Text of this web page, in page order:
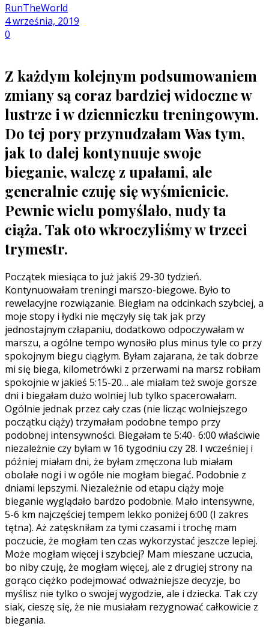
RunTheWorld
4 września, 2019
0
Z każdym kolejnym podsumowaniem
zmiany są coraz bardziej widoczne w
lustrze i w dzienniczku treningowym.
Do tej pory przynudzałam Was tym,
jak to dalej kontynuuje swoje
bieganie, walczę z upałami, ale
generalnie czuję się wyśmienicie.
Pewnie wielu pomyślało, nudy ta
ciąża. Tak oto wkroczyliśmy w trzeci
trymestr.
Początek miesiąca to już jakiś 29-30 tydzień.
Kontynuowałam treningi marszo-biegowe. Było to
rewelacyjne rozwiązanie. Biegłam na odcinkach szybciej, a
moje stopy i łydki nie męczyły się tak jak przy
jednostajnym człapaniu, dodatkowo odpoczywałam w
marszu, a ogólne tempo wynosiło plus minus tyle co przy
spokojnym biegu ciągłym. Byłam zajarana, że tak dobrze
mi się biega, kilometrówki z przerwami na marsz robiłam
spokojnie w jakieś 5:15-20… ale miałam też swoje gorsze
dni i biegałam dużo wolniej lub tylko spacerowałam.
Ogólnie jednak przez cały czas (nie licząc wolniejszego
początku ciąży) trzymałam podobne tempo przy
podobnej intensywności. Biegałam te 5:40- 6:00 właściwie
niezależnie czy byłam w 16 tygodniu czy 28. I wcześniej i
później miałam dni, że byłam zmęczona lub miałam
obolałe nogi i w ogóle nie mogłam biegać. Podobnie z
dniami lepszymi. Niezależnie od etapu ciąży moje
bieganie wyglądało bardzo podobnie. Mało intensywne,
5-6 km najczęściej tempem lekko poniżej 6:00 (I zakres
tętna). Aż zatęskniłam za tymi czasami i trochę mam
poczucie, że mogłam ten czas wykorzystać jeszcze lepiej.
Może mogłam więcej i szybciej? Mam mieszane uczucia,
bo niby czuję, że mogłam więcej, ale z drugiej strony na
gorąco ciężko podejmować odważniejsze decyzje, bo
myślisz nie tylko o swojej wygodzie, ale i dziecka. Tak czy
siak, cieszę się, że nie musiałam rezygnować całkowicie z
biegania.